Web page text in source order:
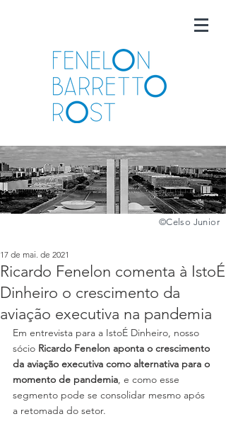
©️Celso Junior
Ricardo Fenelon comenta à IstoÉ
Dinheiro o crescimento da
aviação executiva na pandemia
17 de mai. de 2021
Em entrevista para a IstoÉ Dinheiro, nosso
sócio Ricardo Fenelon aponta o crescimento
da aviação executiva como alternativa para o
momento de pandemia, e como esse
segmento pode se consolidar mesmo após
a retomada do setor.